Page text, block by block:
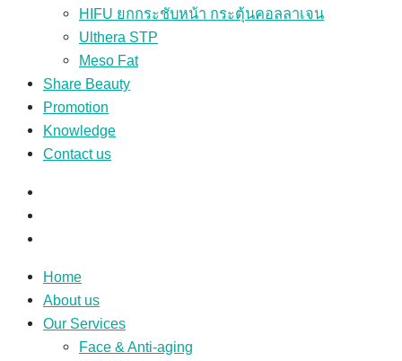
HIFU ยกกระชับหน้า กระตุ้นคอลลาเจน
Ulthera STP
Meso Fat
Share Beauty
Promotion
Knowledge
Contact us
Home
About us
Our Services
Face & Anti-aging